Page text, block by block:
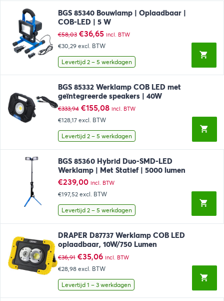
BGS 85340 Bouwlamp | Oplaadbaar |
COB-LED | 5 W
€58,03 Oorspronkelijke
prijs
was:
€58,03.
€36,65Huidige
prijs
is:
€36,65.
incl. BTW
€30,29 excl. BTW
Levertijd 2 – 5 werkdagen
BGS 85332 Werklamp COB LED met
geïntegreerde speakers | 40W
€333,94 Oorspronkelijke
prijs
was:
€333,94.
€155,08Huidige
€155,08.
incl. BTW
€128,17 excl. BTW
Levertijd 2 – 5 werkdagen
BGS 85360 Hybrid Duo-SMD-LED
Werklamp | Met Statief | 5000 lumen
€239,00 incl. BTW
€197,52 excl. BTW
Levertijd 2 – 5 werkdagen
DRAPER D87737 Werklamp COB LED
oplaadbaar, 10W/750 Lumen
€36,91 Oorspronkelijke
prijs
was:
€36,91.
€35,06Huidige
prijs
is:
€35,06.
incl. BTW
€28,98 excl. BTW
Levertijd 1 – 3 werkdagen